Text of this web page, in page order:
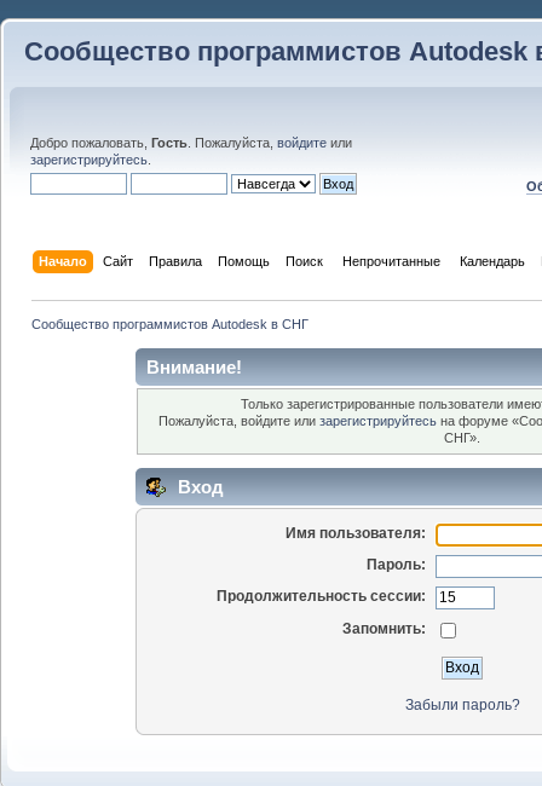
Сообщество программистов Autodesk
Добро пожаловать, Гость . Пожалуйста, войдите или
зарегистрируйтесь
Начало Сайт Правила Помощь Поиск Непрочитанные Календарь
Сообщество программистов Autodesk в СНГ
Внимание!
Только зарегистрированные пользователи
Пожалуйста, войдите или зарегистрируйтесь на форуме
СНГ».
Вход
Имя пользователя:
Пароль:
Продолжительность сессии:
Запомнить:
Забыли пароль?